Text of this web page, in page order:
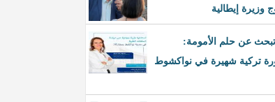
وزيرة إيطالية
عن حلم الأمومة:
تركية شهيرة في نواكشوط